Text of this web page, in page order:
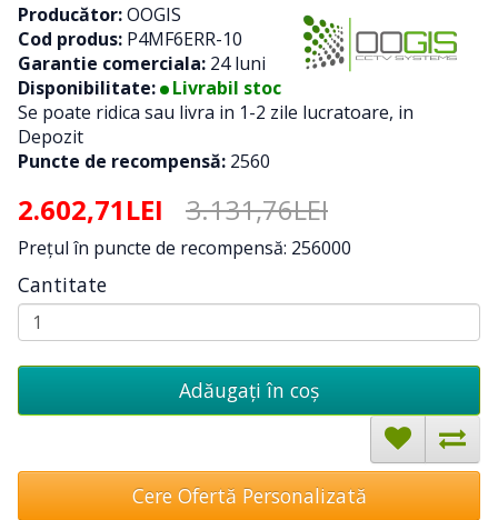
Producător:OOGIS
Cod produs: P4MF6ERR-10
Garantie comerciala: 24 luni
Disponibilitate:
Livrabil stoc
Se poate ridica sau livra in 1-2 zile lucratoare, in
Depozit
Puncte de recompensă: 2560
2.602,71LEI 3.131,76LEI
Preţul în puncte de recompensă: 256000
Cantitate
Adăugați în coş
Cere Ofertă Personalizată